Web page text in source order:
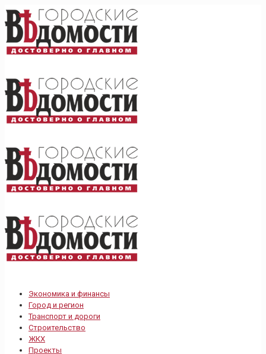
Экономика и финансы
Город и регион
Транспорт и дороги
Строительство
ЖКХ
Проекты